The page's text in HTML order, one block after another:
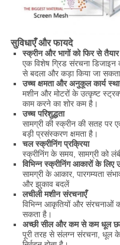
सुविधाएँ और फायदे
स्क्रीन और भागों को फिर से
एक विशेष ग्रिड संरचना
से बदला और कड़ा किया जा
उच्च क्षमता और अनुकूल कार्य
मशीन और मोटरों के उत्कृष्ट
काम करने का शोर कम है।
उच्च परिशुद्धता
सामग्री की स्क्रीन की सतह पर
बड़ी प्रसंस्करण क्षमता है।
चल स्क्रीनिंग प्रक्रिया
स्क्रीनिंग के समय, सामग्री को
विभिन्न स्क्रीनिंग आकारों के लिए
सामग्री के आकार, पारगम्यता
और झुकाव बदलें
लचीली मशीन संरचनाएँ
विभिन्न आकृतियों और संरचनाओं
सकता है।
अच्छी सील और कम से कम धूल
पूरी तरह से संलग्न संरचना, धूल